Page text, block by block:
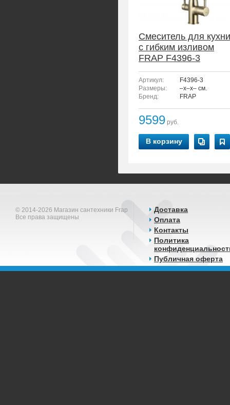
Смеситель для кухни
с гибким изливом
FRAP F4396-3
Артикул:
F4396-3
Размеры:
–x–x– см.
Бренд:
FRAP
9599 руб.
В корзину
© 2014-2026 Магазин сантехники Frap
Все права защищены
Доставка
Оплата
Контакты
Политика
Публичная оферта